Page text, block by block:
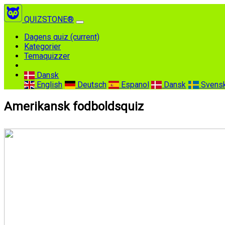
QUIZSTONE®
Dagens quiz (current)
Kategorier
Temaquizzer
Dansk
English
Deutsch Espanol Dansk
Amerikansk fodboldsquiz